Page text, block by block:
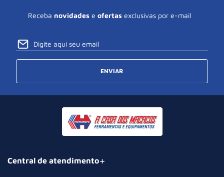
Receba novidades e ofertas exclusivas por e-mail
ENVIAR
Central de atendimento